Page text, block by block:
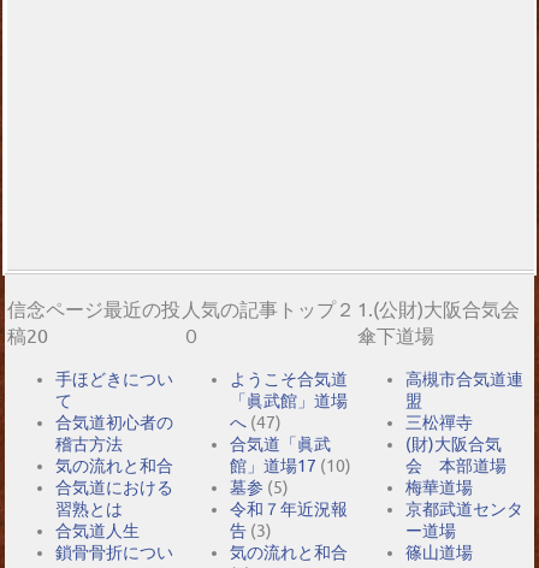
信念ページ最近の投
稿20
手ほどきについ
て
合気道初心者の
稽古方法
気の流れと和合
合気道における
習熟とは
合気道人生
鎖骨骨折につい
人気の記事トップ２
０
ようこそ合気道
「眞武館」道場
へ (47)
合気道「眞武
館」道場17 (10)
墓参 (5)
令和７年近況報
告 (3)
気の流れと和合
1.(公財)大阪合気会
傘下道場
高槻市合気道連
盟
三松禪寺
(財)大阪合気
会 本部道場
梅華道場
京都武道センタ
ー道場
篠山道場